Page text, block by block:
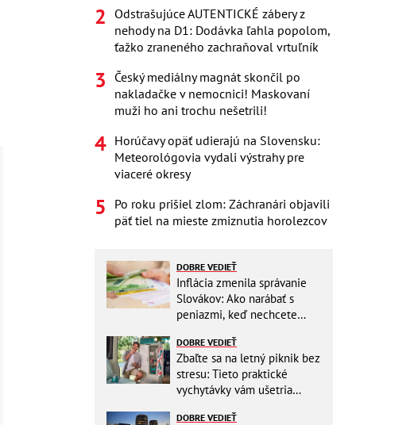
Odstrašujúce AUTENTICKÉ zábery z
nehody na D1: Dodávka ľahla popolom,
ťažko zraneného zachraňoval vrtuľník
Český mediálny magnát skončil po
nakladačke v nemocnici! Maskovaní
muži ho ani trochu nešetrili!
Horúčavy opäť udierajú na Slovensku:
Meteorológovia vydali výstrahy pre
viaceré okresy
Po roku prišiel zlom: Záchranári objavili
päť tiel na mieste zmiznutia horolezcov
DOBRE VEDIEŤ
Inflácia zmenila správanie
Slovákov: Ako narábať s
peniazmi, keď nechcete
DOBRE VEDIEŤ
Zbaľte sa na letný piknik bez
stresu: Tieto praktické
vychytávky vám ušetria
DOBRE VEDIEŤ